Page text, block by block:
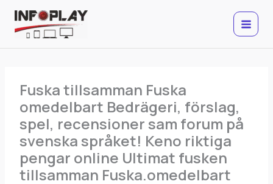
content
Fuska tillsamman Fuska
omedelbart Bedrägeri, förslag,
spel, recensioner sam forum på
svenska språket! Keno riktiga
pengar online Ultimat fusken
tillsamman Fuska.omedelbart